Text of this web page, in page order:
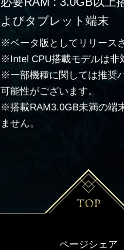
よびタブレット端末
※ベータ版としてリリース
※Intel CPU搭載モデルは非
※一部機種に関しては推奨
可能性がございます。
※搭載RAM3.0GB未満の端
ません。
ページシェア